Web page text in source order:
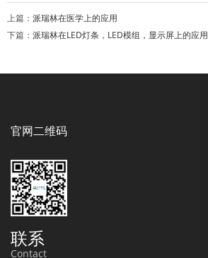
上篇： 派瑞林在医学上的应用
下篇： 派瑞林在LED灯条，LED模组，显示屏上的应用
官网二维码
联系
Contact